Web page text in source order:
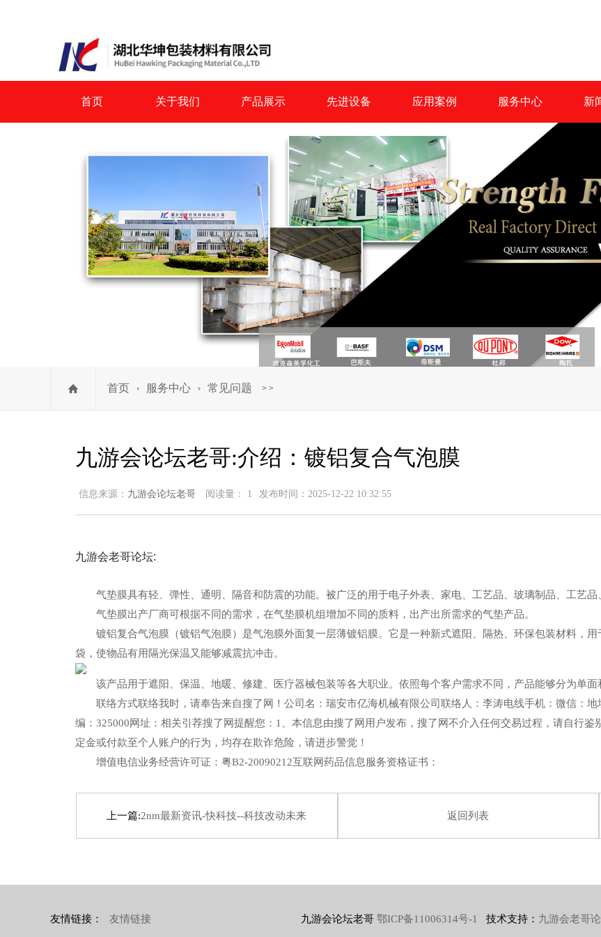
首页 关于我们 产品展示 先进设备 应用案例 服务中心 新
首页 >
服务中心 >
常见问题
九游会论坛老哥:介绍：镀铝复合气泡膜
信息来源： 九游会论坛老哥 阅读量： 1 发布时间：2025-12-22 10:32:55
九游会老哥论坛:
气垫膜具有轻、弹性、通明、隔音和防震的功能。被广泛的用于电子外表、家电、工艺品、玻璃制品、工艺品
气垫膜出产厂商可根据不同的需求，在气垫膜机组增加不同的质料，出产出所需求的气垫产品。
镀铝复合气泡膜（镀铝气泡膜）是气泡膜外面复一层薄镀铝膜。它是一种新式遮阳、隔热、环保包装材料，用
袋，使物品有用隔光保温又能够减震抗冲击。
该产品用于遮阳、保温、地暖、修建、医疗器械包装等各大职业。依照每个客户需求不同，产品能够分为单面
联络方式联络我时，请奉告来自搜了网！公司名：瑞安市亿海机械有限公司联络人：李涛电线手机：微信：地
编：325000网址：相关引荐搜了网提醒您：1、本信息由搜了网用户发布，搜了网不介入任何交易过程，请自行
定金或付款至个人账户的行为，均存在欺诈危险，请进步警觉！
增值电信业务经营许可证：粤B2-20090212互联网药品信息服务资格证书：
上一篇:2nm最新资讯-快科技--科技改动未来 返回列表
友情链接： 友情链接 九游会论坛老哥 鄂ICP备11006314号-1 技术支持： 九游会老哥